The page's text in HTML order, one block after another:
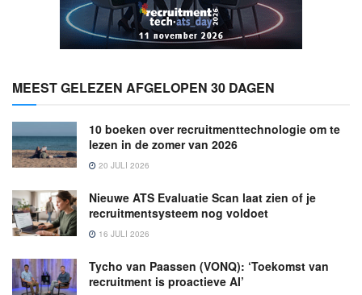
MEEST GELEZEN AFGELOPEN 30 DAGEN
10 boeken over recruitmenttechnologie om te
lezen in de zomer van 2026
20 JULI 2026
Nieuwe ATS Evaluatie Scan laat zien of je
recruitmentsysteem nog voldoet
16 JULI 2026
Tycho van Paassen (VONQ): ‘Toekomst van
recruitment is proactieve AI’